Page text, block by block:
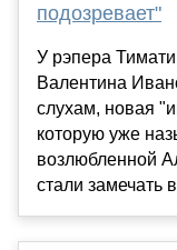
подозревает"
У рэпера
Валентина
слухам, новая
которую уже
возлюбленной
стали замечать